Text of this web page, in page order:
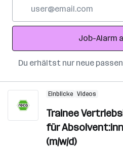
Adresse
Job-Alarm
Du erhältst nur neue
Einblicke Videos
Trainee
für
(m/w/d)